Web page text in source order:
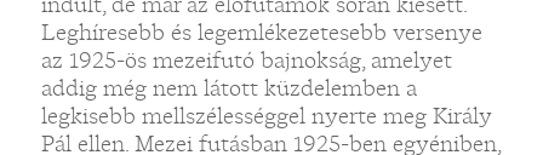
Leghíresebb és legemlékezetesebb versenye
az 1925-ös mezeifutó bajnokság, amelyet
addig még nem látott küzdelemben a
legkisebb mellszélességgel nyerte meg Király
Pál ellen. Mezei futásban 1925-ben egyéniben,